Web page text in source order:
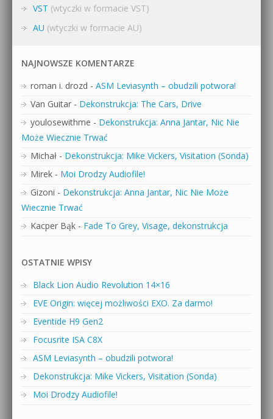
VST (wtyczki w formacie VST)
AU (wtyczki w formacie AU)
NAJNOWSZE KOMENTARZE
roman i. drozd - ASM Leviasynth – obudzili potwora!
Van Guitar - Dekonstrukcja: The Cars, Drive
youlosewithme - Dekonstrukcja: Anna Jantar, Nic Nie
Może Wiecznie Trwać
Michał - Dekonstrukcja: Mike Vickers, Visitation (Sonda)
Mirek - Moi Drodzy Audiofile!
Gizoni - Dekonstrukcja: Anna Jantar, Nic Nie Może
Wiecznie Trwać
Kacper Bąk - Fade To Grey, Visage, dekonstrukcja
OSTATNIE WPISY
Black Lion Audio Revolution 14×16
EVE Origin: więcej możliwości EXO. Za darmo!
Eventide H9 Gen2
Focusrite ISA C8X
ASM Leviasynth – obudzili potwora!
Dekonstrukcja: Mike Vickers, Visitation (Sonda)
Moi Drodzy Audiofile!